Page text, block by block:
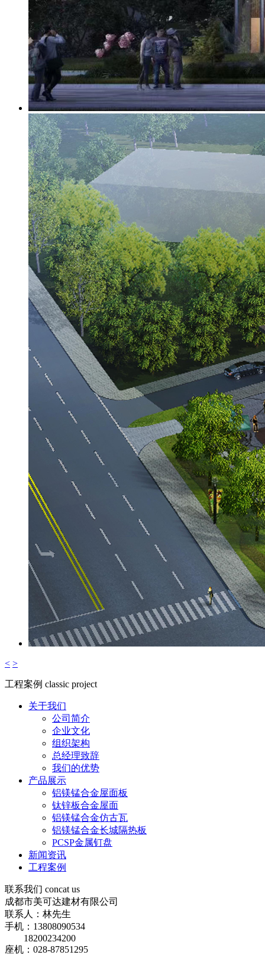
< >
工程案例 classic project
关于我们
公司简介
企业文化
组织架构
总经理致辞
我们的优势
产品展示
铝镁锰合金屋面板
钛锌板合金屋面
铝镁锰合金仿古瓦
铝镁锰合金长城隔热板
PCSP金属钉盘
新闻资讯
工程案例
联系我们 concat us
成都市美可达建材有限公司
联系人：林先生
手机：13808090534
18200234200
座机：028-87851295